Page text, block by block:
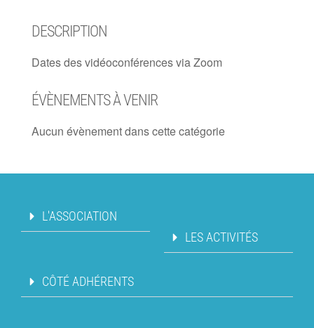
DESCRIPTION
Dates des vidéoconférences via Zoom
ÉVÈNEMENTS À VENIR
Aucun évènement dans cette catégorie
L'ASSOCIATION
LES ACTIVITÉS
CÔTÉ ADHÉRENTS